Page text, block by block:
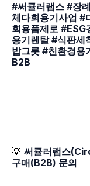
#써큘러랩스 #장
체다회용기사업 #
회용품제로 #ESG
용기렌탈 #식판세
밥그릇 #친환경용
B2B
💡 써큘러랩스
구매(B2B) 문의